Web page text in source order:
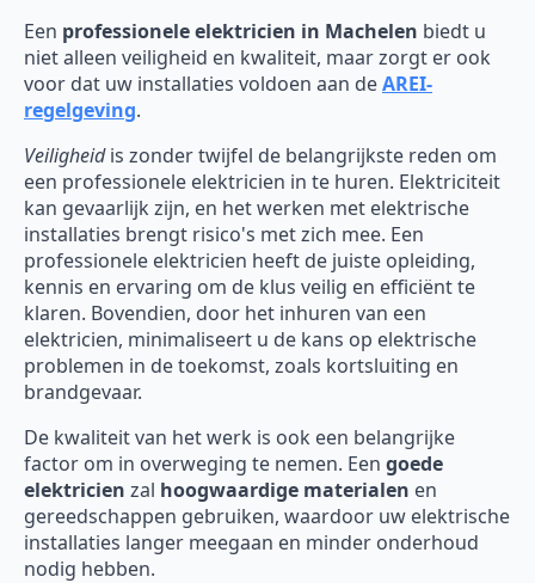
Een professionele elektricien in Machelen biedt u
niet alleen veiligheid en kwaliteit, maar zorgt er ook
voor dat uw installaties voldoen aan deAREI-
regelgeving.
Veiligheidis zonder twijfel de belangrijkste reden om
een professionele elektricien in te huren. Elektriciteit
kan gevaarlijk zijn, en het werken met elektrische
installaties brengt risico's met zich mee. Een
professionele elektricien heeft de juiste opleiding,
kennis en ervaring om de klus veilig en efficiënt te
klaren. Bovendien, door het inhuren van een
elektricien, minimaliseert u de kans op elektrische
problemen in de toekomst, zoals kortsluiting en
brandgevaar.
De kwaliteit van het werk is ook een belangrijke
factor om in overweging te nemen. Een goede
elektricien zal hoogwaardige materialen en
gereedschappen gebruiken, waardoor uw elektrische
installaties langer meegaan en minder onderhoud
nodig hebben.